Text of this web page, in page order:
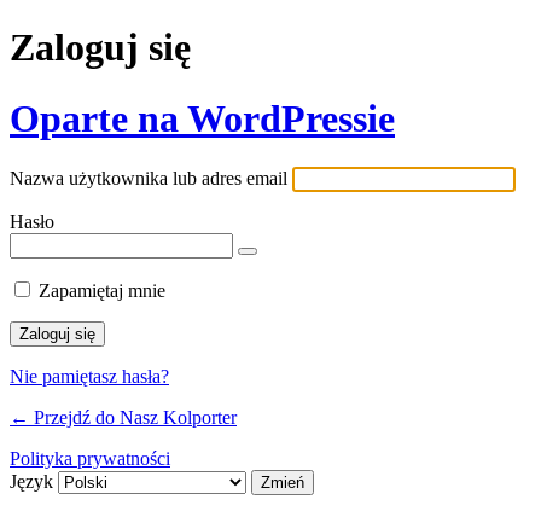
Zaloguj się
Oparte na WordPressie
Nazwa użytkownika lub adres email
Hasło
Zapamiętaj mnie
Nie pamiętasz hasła?
← Przejdź do Nasz Kolporter
Polityka prywatności
Język